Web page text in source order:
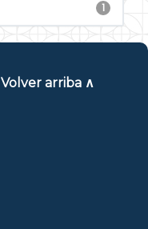
1
Volver arriba ∧